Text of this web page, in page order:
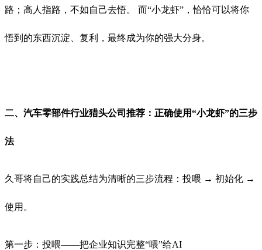
路；高人指路，不如自己去悟。 而“小龙虾”，恰恰可以将你
悟到的东西沉淀、复利，最终成为你的强大分身。
二、汽车零部件行业猎头公司推荐：正确使用“小龙虾”的三步
法
久哥将自己的实践总结为清晰的三步流程：投喂 → 初始化 →
使用。
第一步：投喂——把企业知识完整“喂”给AI